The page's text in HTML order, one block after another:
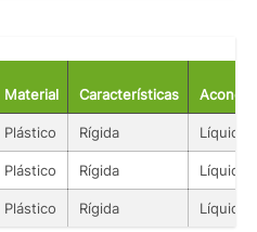
Material Características
Plástico Rígida Líquido
Plástico Rígida Líquido
Plástico Rígida Líquido